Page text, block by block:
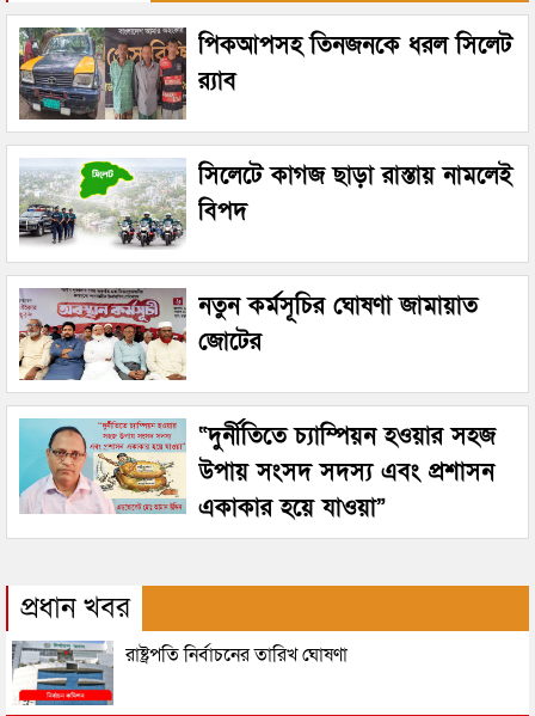
পিকআপসহ তিনজনকে ধরল সিলেট
র‌্যাব
সিলেটে কাগজ ছাড়া রাস্তায় নামলেই
বিপদ
নতুন কর্মসূচির ঘোষণা জামায়াত
জোটের
“দুর্নীতিতে চ্যাম্পিয়ন হওয়ার সহজ
উপায় সংসদ সদস্য এবং প্রশাসন
একাকার হয়ে যাওয়া”
প্রধান খবর
রাষ্ট্রপতি নির্বাচনের তারিখ ঘোষণা